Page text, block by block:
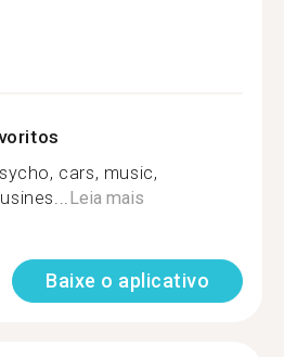
cars, music,
Leia mais
Baixe o aplicativo